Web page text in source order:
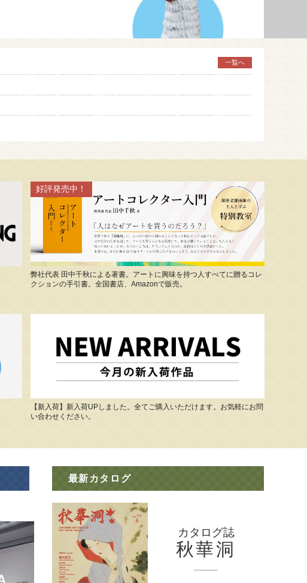
一覧へ
好評発売中！
弊社代表 田中千秋による著書。アートに興味を持つ人すべてに贈るコレ
クションの手引書。全国書店、Amazonで販売。
【新入荷】新入荷UPしました。全てご購入いただけます。お気軽にお問
い合わせください。
最新カタログ
カタログ誌
秋華洞